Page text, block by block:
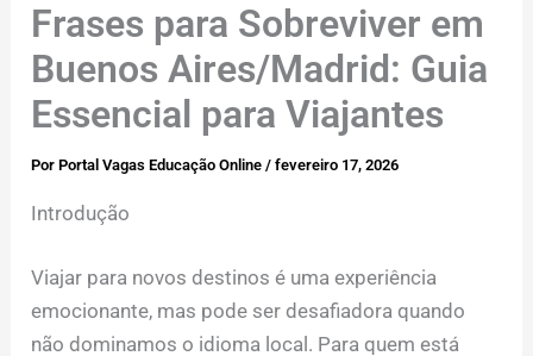
Frases para Sobreviver em
Buenos Aires/Madrid: Guia
Essencial para Viajantes
PorPortal Vagas Educação Online/fevereiro 17, 2026
Introdução
Viajar para novos destinos é uma experiência
emocionante, mas pode ser desafiadora quando
não dominamos o idioma local. Para quem está